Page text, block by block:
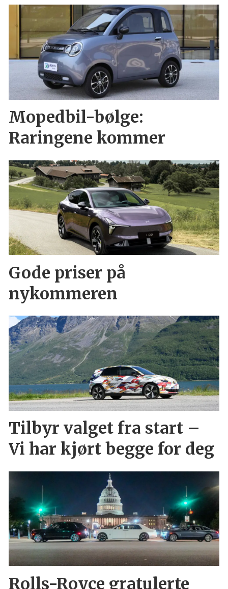
Mopedbil-bølge:
Raringene kommer
Gode priser på
nykommeren
Tilbyr valget fra start –
Vi har kjørt begge for deg
Rolls-Royce gratulerte